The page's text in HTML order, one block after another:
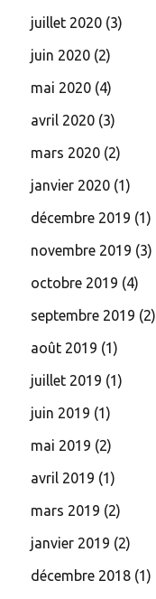
juillet 2020 (3)
juin 2020 (2)
mai 2020 (4)
avril 2020 (3)
mars 2020 (2)
janvier 2020 (1)
décembre 2019 (1)
novembre 2019 (3)
octobre 2019 (4)
septembre 2019 (2)
août 2019 (1)
juillet 2019 (1)
juin 2019 (1)
mai 2019 (2)
avril 2019 (1)
mars 2019 (2)
janvier 2019 (2)
décembre 2018 (1)